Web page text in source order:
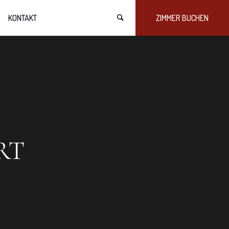
ZIMMER BUCHEN
KONTAKT